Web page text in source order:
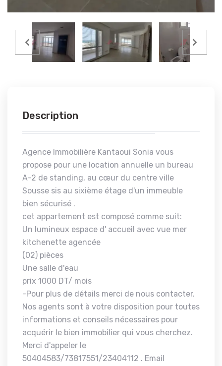
Description
Agence Immobilière Kantaoui Sonia vous
propose pour une location annuelle un bureau
A-2 de standing, au cœur du centre ville
Sousse sis au sixième étage d'un immeuble
bien sécurisé .
cet appartement est composé comme suit:
Un lumineux espace d' accueil avec vue mer
kitchenette agencée
(02) pièces
Une salle d'eau
prix 1000 DT/ mois
-Pour plus de détails merci de nous contacter.
Nos agents sont à votre disposition pour toutes
informations et conseils nécessaires pour
acquérir le bien immobilier qui vous cherchez.
Merci d'appeler le
50404583/73817551/23404112 . Email